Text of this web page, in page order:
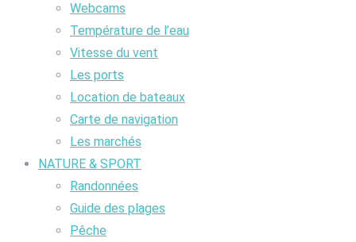
Webcams
Température de l’eau
Vitesse du vent
Les ports
Location de bateaux
Carte de navigation
Les marchés
NATURE & SPORT
Randonnées
Guide des plages
Pêche